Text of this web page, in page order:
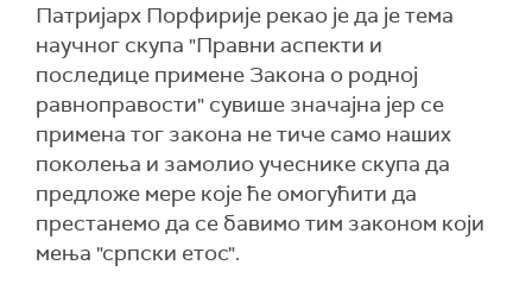
Патријарх Порфирије рекао је да је тема
научног скупа "Правни аспекти и
последице примене Закона о родној
равноправости" сувише значајна јер се
примена тог закона не тиче само наших
поколења и замолио учеснике скупа да
предложе мере које ће омогућити да
престанемо да се бавимо тим законом који
мења "српски етос".